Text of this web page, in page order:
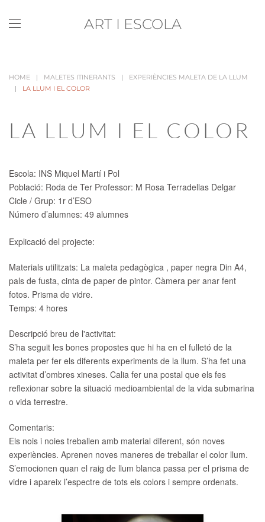
Skip to main content
ART I ESCOLA
HOME MALETES ITINERANTS
EXPERIÈNCIES MALETA DE LA LLUM
LA LLUM I EL COLOR
LA LLUM I EL COLOR
Escola: INS Miquel Martí i Pol
Població: Roda de Ter Professor: M Rosa Terradellas Delgar
Cicle / Grup: 1r d’ESO
Número d’alumnes: 49 alumnes
Explicació del projecte:
Materials utilitzats: La maleta pedagògica , paper negra Din A4,
pals de fusta, cinta de paper de pintor. Càmera per anar fent
fotos. Prisma de vidre.
Temps: 4 hores
Descripció breu de l'activitat:
S’ha seguit les bones propostes que hi ha en el fulletó de la
maleta per fer els diferents experiments de la llum. S’ha fet una
activitat d’ombres xineses. Calia fer una postal que els fes
reflexionar sobre la situació medioambiental de la vida submarina
o vida terrestre.
Comentaris:
Els nois i noies treballen amb material diferent, són noves
experiències. Aprenen noves maneres de treballar el color llum.
S’emocionen quan el raig de llum blanca passa per el prisma de
vidre i apareix l’espectre de tots els colors i sempre ordenats.